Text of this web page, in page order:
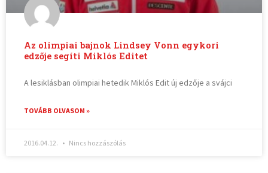
Az olimpiai bajnok Lindsey Vonn egykori
edzője segíti Miklós Editet
A lesiklásban olimpiai hetedik Miklós Edit új edzője a svájci
TOVÁBB OLVASOM »
2016.04.12. Nincs hozzászólás